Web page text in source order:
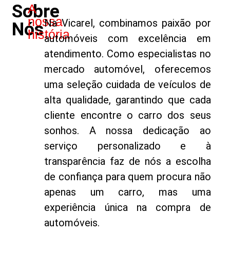
Sobre
Nós
A
nossa
história
Na Vicarel, combinamos paixão por
automóveis com excelência em
atendimento. Como especialistas no
mercado automóvel, oferecemos
uma seleção cuidada de veículos de
alta qualidade, garantindo que cada
cliente encontre o carro dos seus
sonhos. A nossa dedicação ao
serviço personalizado e à
transparência faz de nós a escolha
de confiança para quem procura não
apenas um carro, mas uma
experiência única na compra de
automóveis.